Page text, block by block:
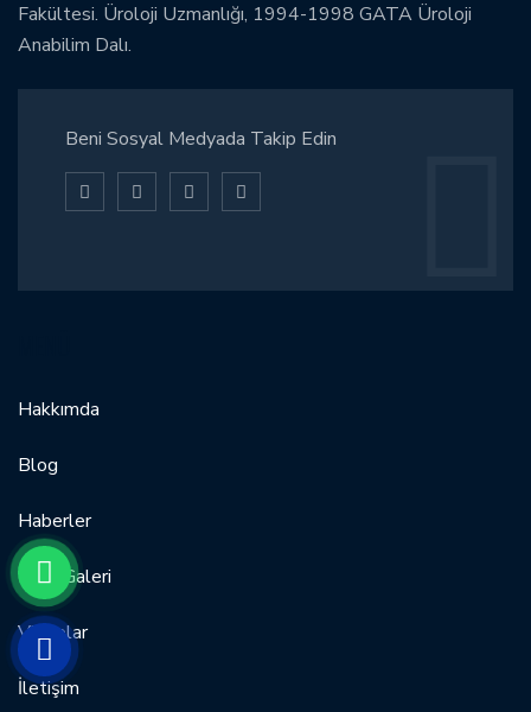
Fakültesi. Üroloji Uzmanlığı, 1994-1998 GATA Üroloji
Anabilim Dalı.
Beni Sosyal Medyada Takip Edin
Hakkımda
Blog
Haberler
Foto Galeri
Videolar
İletişim